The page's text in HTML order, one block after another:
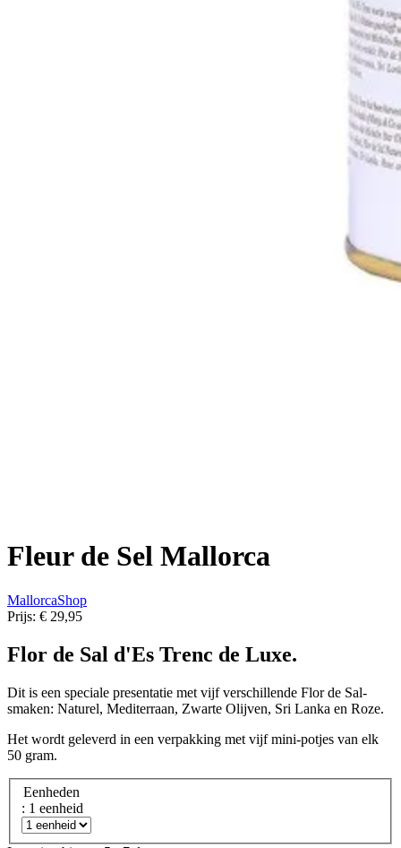
Fleur de Sel Mallorca
MallorcaShop
Prijs: € 29,95
Flor de Sal d'Es Trenc de Luxe.
Dit is een speciale presentatie met vijf verschillende Flor de Sal-
smaken: Naturel, Mediterraan, Zwarte Olijven, Sri Lanka en Roze.
Het wordt geleverd in een verpakking met vijf mini-potjes van elk
50 gram.
Eenheden
: 1 eenheid